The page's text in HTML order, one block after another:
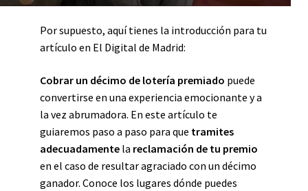
Por supuesto, aquí tienes la introducción para tu
artículo en El Digital de Madrid:
Cobrar un décimo de lotería premiado puede
convertirse en una experiencia emocionante y a
la vez abrumadora. En este artículo te
guiaremos paso a paso para que tramites
adecuadamente la reclamación de tu premio
en el caso de resultar agraciado con un décimo
ganador. Conoce los lugares dónde puedes